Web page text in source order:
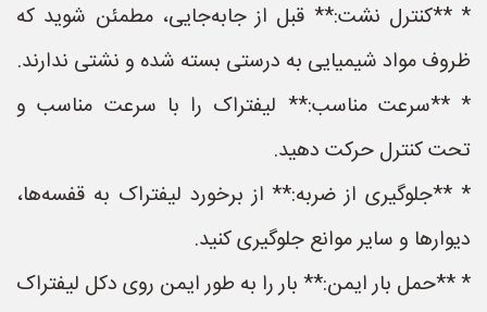
* **کنترل نشت:** قبل از جابه‌جایی، مطمئن شوید که
ظروف مواد شیمیایی به درستی بسته شده و نشتی ندارند.
* **سرعت مناسب:** لیفتراک را با سرعت مناسب و
تحت کنترل حرکت دهید.
* **جلوگیری از ضربه:** از برخورد لیفتراک به قفسه‌ها،
دیوارها و سایر موانع جلوگیری کنید.
* **حمل بار ایمن:** بار را به طور ایمن روی دکل لیفتراک